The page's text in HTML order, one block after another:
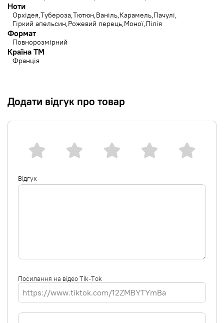
Ноти
Орхідея Тубероза Тютюн Ваніль Карамель Пачулі
Гіркий апельсин Рожевий перець Моної Лілія
Формат
Повнорозмірний
Країна ТМ
Франція
Додати відгук про товар
Відгук
Посилання на відео Tik-Tok